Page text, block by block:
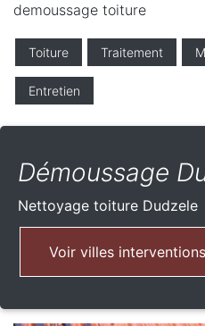
demoussage toiture
Toiture Traitement
Entretien
Démoussage
Nettoyage toiture Dudzele
Voir villes interventions